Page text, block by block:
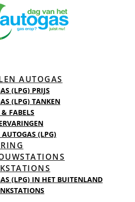
AUTOGAS
(LPG) PRIJS
(LPG) TANKEN
FABELS
(LPG)
(LPG) IN HET BUITENLAND